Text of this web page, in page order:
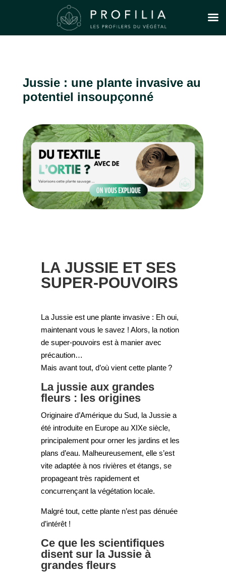
Jussie : une plante invasive au
potentiel insoupçonné
LA JUSSIE ET SES
SUPER-POUVOIRS
La Jussie est une plante invasive : Eh oui,
maintenant vous le savez ! Alors, la notion
de super-pouvoirs est à manier avec
précaution…
Mais avant tout, d’où vient cette plante ?
La jussie aux grandes
fleurs : les origines
Originaire d’Amérique du Sud, la Jussie a
été introduite en Europe au XIXe siècle,
principalement pour orner les jardins et les
plans d’eau. Malheureusement, elle s’est
vite adaptée à nos rivières et étangs, se
propageant très rapidement et
concurrençant la végétation locale.
Malgré tout, cette plante n’est pas dénuée
d’intérêt !
Ce que les scientifiques
disent sur la Jussie à
grandes fleurs